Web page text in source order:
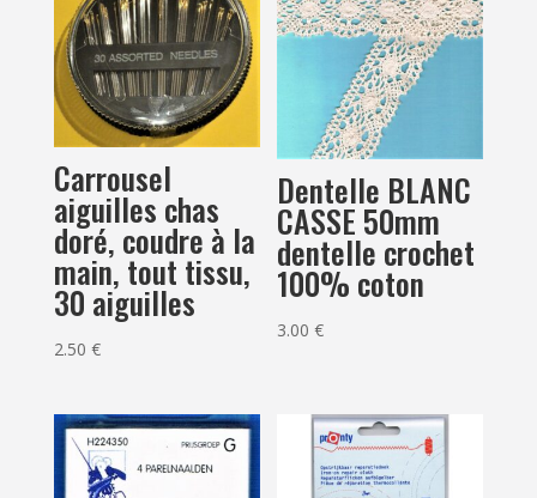
Carrousel
aiguilles chas
doré, coudre à la
main, tout tissu,
30 aiguilles
2.50 €
Dentelle BLANC
CASSE 50mm
dentelle crochet
100% coton
3.00€